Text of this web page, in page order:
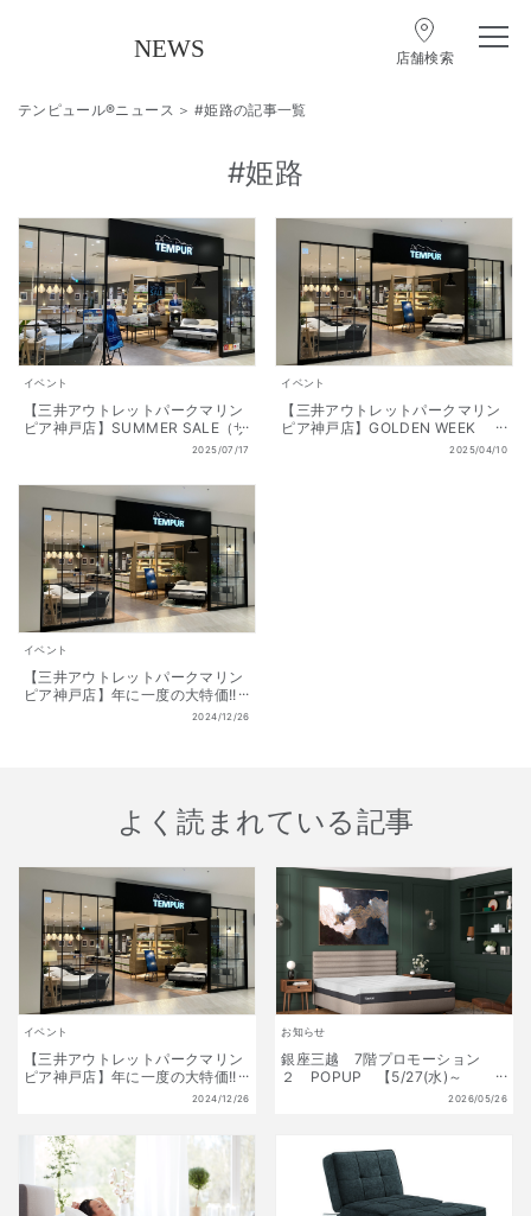
店舗検索
テンピュール®ニュース #姫路の記事一覧
#姫路
イベント
【三井アウトレットパークマリン
ピア神戸店】SUMMER SALE（サ
マーセール） 開催!! 7/18(金)～
2025/07/17
イベント
【三井アウトレットパークマリン
ピア神戸店】GOLDEN WEEK
SALE 開催!! 4/11(金)～5/6(火・
2025/04/10
イベント
【三井アウトレットパークマリン
ピア神戸店】年に一度の大特価!!
初夢福袋 販売開始!! 1月1日(水)
2024/12/26
よく読まれている記事
イベント
【三井アウトレットパークマリン
ピア神戸店】年に一度の大特価!!
初夢福袋 販売開始!! 1月1日(水)
2024/12/26
お知らせ
銀座三越 7階プロモーション
２ POPUP 【5/27(水)～
2026/05/26